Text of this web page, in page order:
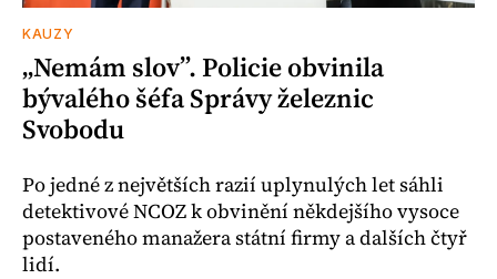
KAUZY
„Nemám slov”. Policie obvinila
bývalého šéfa Správy železnic
Svobodu
Po jedné z největších razií uplynulých let sáhli
detektivové NCOZ k obvinění někdejšího vysoce
postaveného manažera státní firmy a dalších čtyř
lidí.